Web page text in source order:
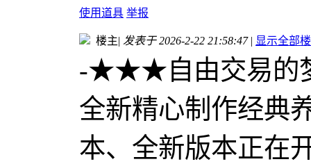
使用道具 举报
楼主| 发表于 2026-2-22 21:58:47 | 显示全部
-★★★自由交易的
全新精心制作经典
本、全新版本正在